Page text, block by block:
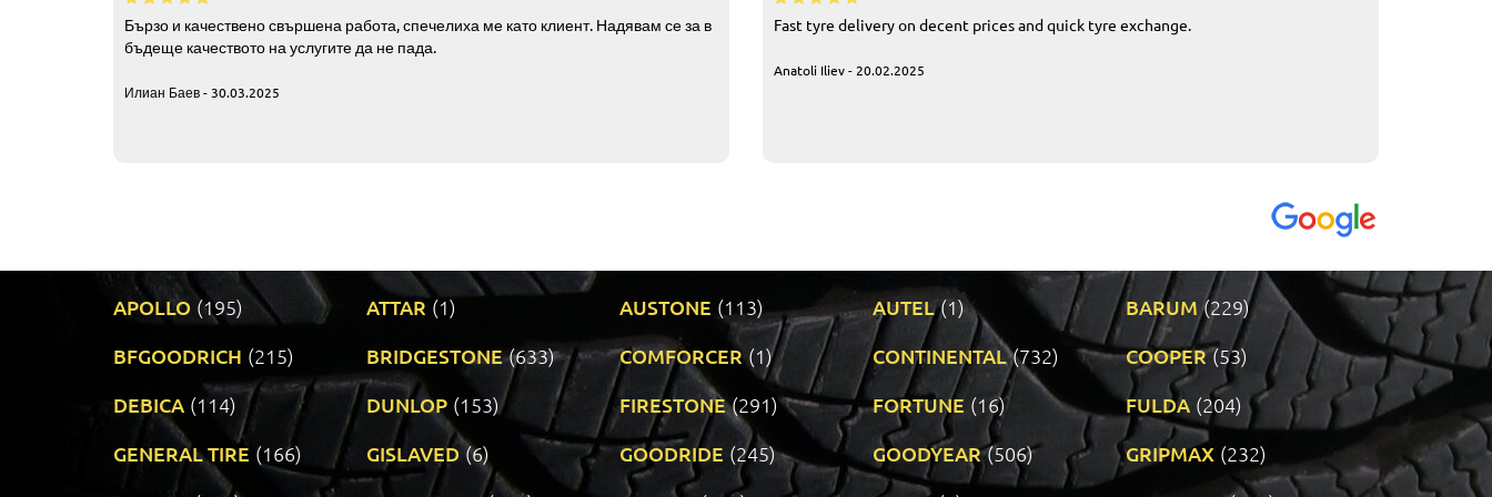
Бързо и качествено свършена работа, спечелиха ме като клиент. Надявам се за в
бъдеще качеството на услугите да не пада.
Илиан Баев - 30.03.2025
Fast tyre delivery on decent prices and quick tyre exchange.
Anatoli Iliev - 20.02.2025
APOLLO (195) ATTAR (1) AUSTONE (113) AUTEL (1) BARUM (229)
BFGOODRICH (215) BRIDGESTONE (633) COMFORCER (1) CONTINENTAL (732) COOPER (53)
DEBICA (114) DUNLOP (153) FIRESTONE (291) FORTUNE (16) FULDA (204)
GENERAL TIRE (166) GISLAVED (6) GOODRIDE (245) GOODYEAR (506) GRIPMAX (232)